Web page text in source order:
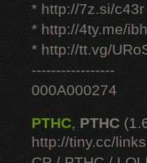
* http://7z.si/c43r
* http://4ty.me/
* http://tt.vg/
-----------------
000A000274
PTHC, PTHC
http://tiny.cc/